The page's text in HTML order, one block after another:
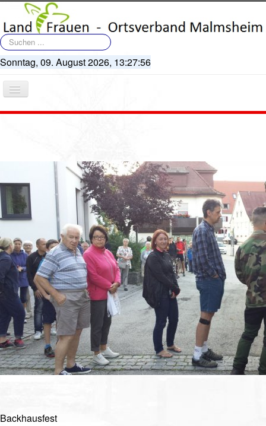
Suchen
...
Sonntag, 09. August 2026, 13:27:56
Navigation
an/aus
Startseite
Terminkalender
Bildergalerie
Videos
Vorstand
Geschichte
Gästebuch
Mitgliederanmeldung
Backhausfest